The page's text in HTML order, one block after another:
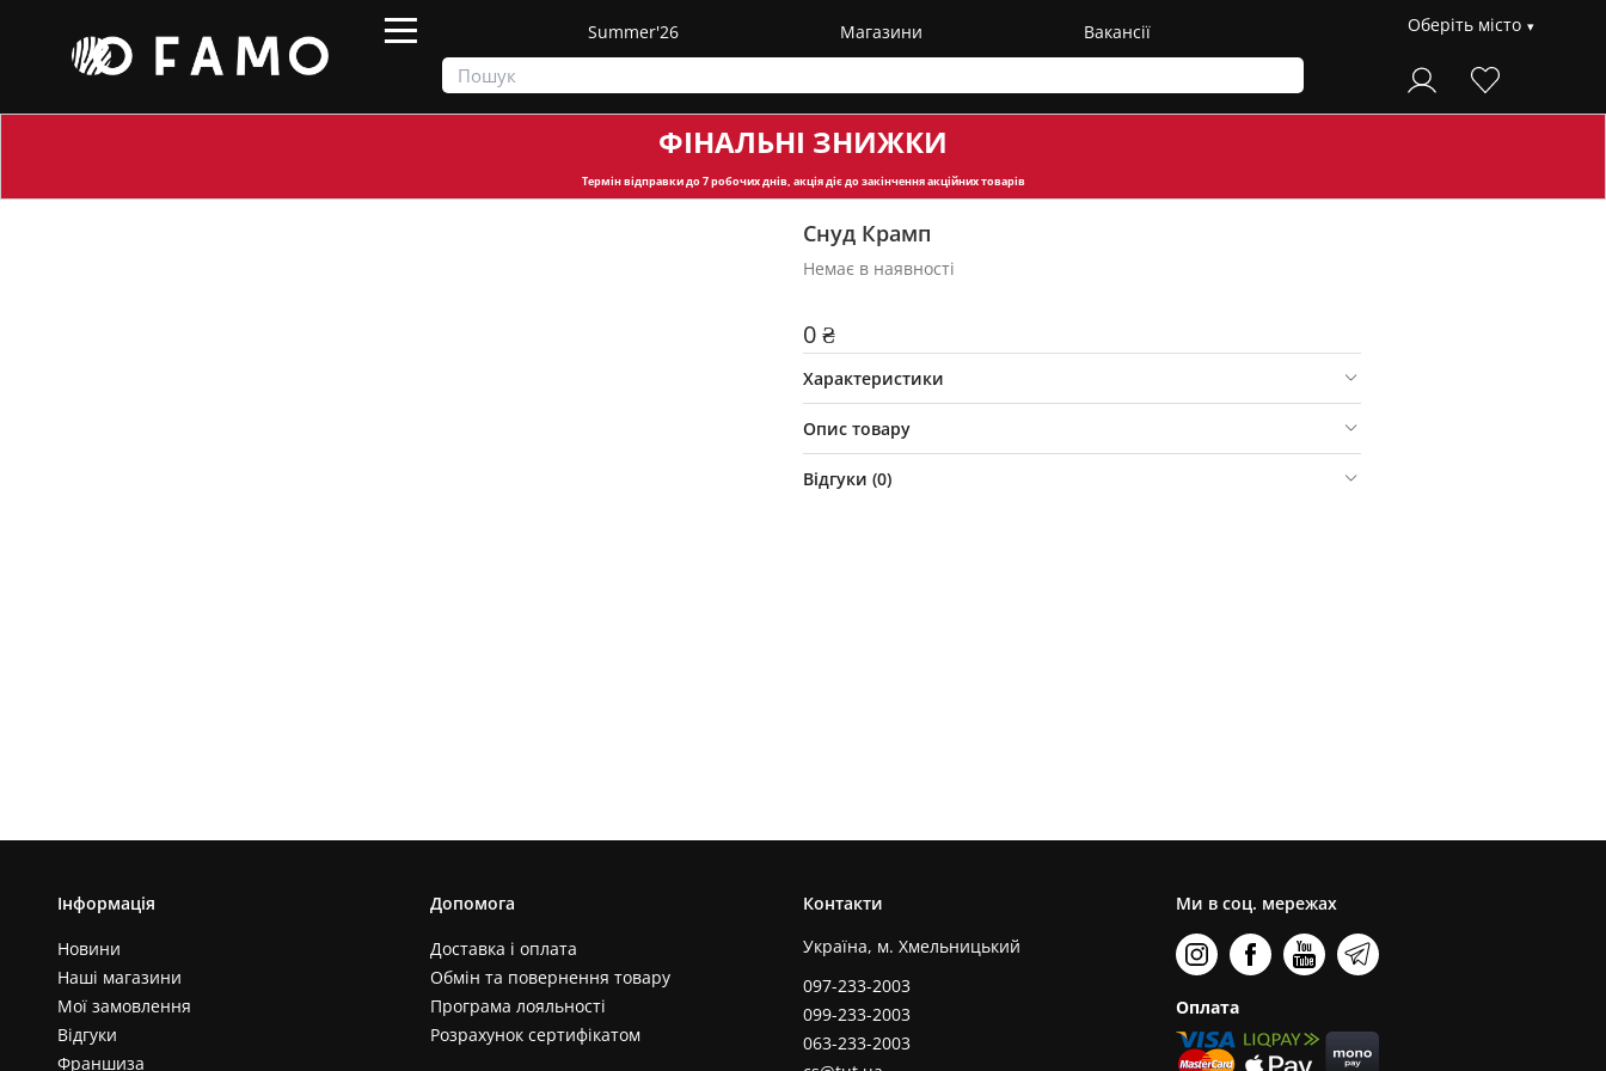
Summer'26 Магазини Вакансії Оберіть місто
ФІНАЛЬНІ ЗНИЖКИ
Термін відправкидо 7 робочих днів, акція діє до закінчення акційних товарів
Снуд Крамп
Немає в наявності
0 ₴
Характеристики
Опис товару
Відгуки (0)
Інформація
Новини
Наші магазини
Мої замовлення
Відгуки
Франшиза
Допомога
Доставка і оплата
Обмін та повернення товару
Програма лояльності
Розрахунок сертифікатом
Контакти
Україна, м. Хмельницький
097-233-2003
099-233-2003
063-233-2003
Ми в соц. мережах
Оплата